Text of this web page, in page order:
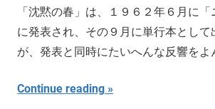
「沈黙の春」は、１９６２年６月に「
に発表され、その９月に単行本として
が、発表と同時にたいへんな反響をよ
Continue reading